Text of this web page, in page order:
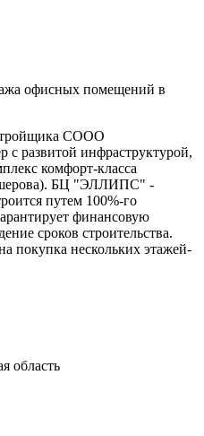
офисных помещений в
СООО
развитой инфраструктурой,
комфорт-класса
БЦ "ЭЛЛИПС" -
путем 100%-го
финансовую
сроков строительства.
покупка нескольких этажей-
область